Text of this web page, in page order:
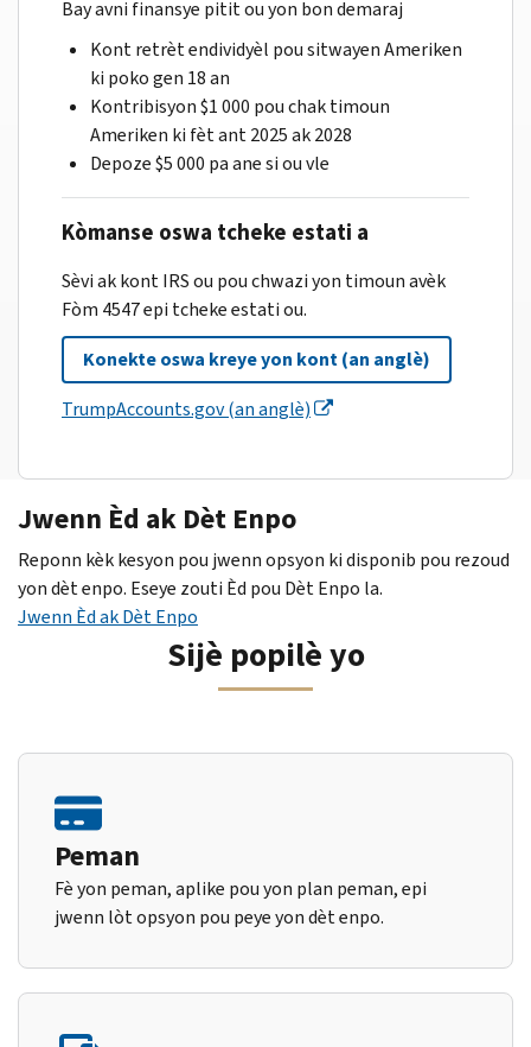
Bay avni finansye pitit ou yon bon demaraj
Kont retrèt endividyèl pou sitwayen Ameriken
ki poko gen 18 an
Kontribisyon $1 000 pou chak timoun
Ameriken ki fèt ant 2025 ak 2028
Depoze $5 000 pa ane si ou vle
Kòmanse oswa tcheke estati a
Sèvi ak kont IRS ou pou chwazi yon timoun avèk
Fòm 4547 epi tcheke estati ou.
Konekte oswa kreye yon kont (an anglè)
TrumpAccounts.gov (an anglè)
Jwenn Èd ak Dèt Enpo
Reponn kèk kesyon pou jwenn opsyon ki disponib pou rezoud
yon dèt enpo. Eseye zouti Èd pou Dèt Enpo la.
Jwenn Èd ak Dèt Enpo
Sijè popilè yo
Peman
Fè yon peman, aplike pou yon plan peman, epi
jwenn lòt opsyon pou peye yon dèt enpo.